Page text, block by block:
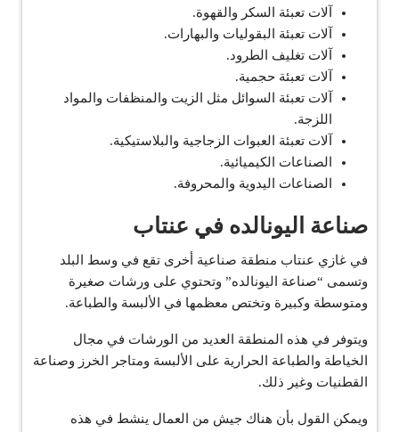
آلات تعبئة السكر والقهوة.
آلات تعبئة البقوليات والبهارات.
آلات تغليف الطرود.
آلات تعبئة حجمية.
آلات تعبئة السوائل مثل الزيت والمنظفات والمواد
اللزجة.
آلات تعبئة العبوات الزجاجية والبلاستيكية.
الصناعات الكيميائية.
الصناعات اليدوية والمحروفة.
صناعة اليونالده في عنتاب
في غازي عنتاب منطقة صناعية أخرى تقع في وسط البلد
وتسمى “صناعة اليونالده” وتحتوي على ورشات صغيرة
ومتوسطة وكبيرة وتختص معظمها في الألبسة والطباعة.
ويتوفر في هذه المنطقة العديد من الورشات في مجال
الخياطة والطباعة الحرارية على الألبسة ومتاجر الخرز وصناعة
القطنيات وغير ذلك.
ويمكن القول بأن هناك جيش من العمال ينشط في هذه